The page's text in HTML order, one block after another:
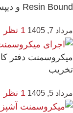
Resin Bound و دیپسی
مرداد 7, 1405 1 نظر
میکروسمنت دفتر
تخریب
مرداد 5, 1405 1 نظر